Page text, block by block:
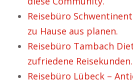
Reisebüro
zu Hause aus planen.
Reisebüro Tambach
zufriedene Reisekunden.
Reisebüro Lübeck –